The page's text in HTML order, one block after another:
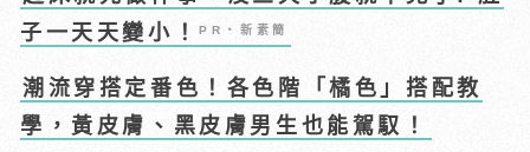
子一天天變小！PR・新素簡
潮流穿搭定番色！各色階「橘色」搭配教
學，黃皮膚、黑皮膚男生也能駕馭！